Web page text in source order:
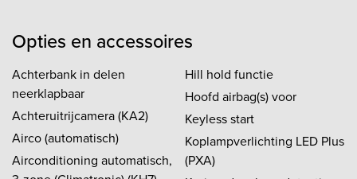
Opties en accessoires
Achterbank in delen
neerklapbaar
Achteruitrijcamera (KA2)
Airco (automatisch)
Airconditioning automatisch,
Hill hold functie
Hoofd airbag(s) voor
Keyless start
Koplampverlichting LED Plus
(PXA)